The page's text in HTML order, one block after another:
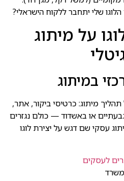
שלי יתחבר ללקוח הישראלי?
על מיתוג
במיתוג
מיתוג: כרטיסי ביקור, אתר,
או באשדוד — כולם נגזרים
עסקי שם דגש על יצירת לוגו
לעסקים